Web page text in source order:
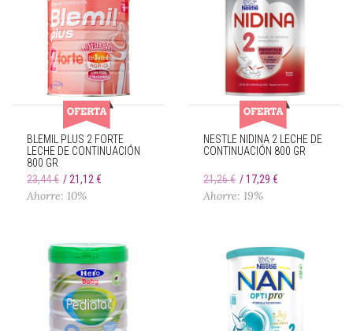
BLEMIL PLUS 2 FORTE
LECHE DE CONTINUACIÓN
800 GR
23,44 €
21,12 €
Ahorre: 10%
NESTLÉ NIDINA 2 LECHE DE
CONTINUACIÓN 800 GR
21,26 € 17,29 €
Ahorre: 19%